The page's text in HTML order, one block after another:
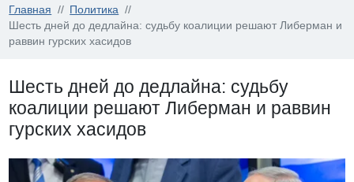
Главная
Политика
Шесть дней до дедлайна: судьбу коалиции решают Либерман и
раввин гурских хасидов
Шесть дней до дедлайна: судьбу
коалиции решают Либерман и раввин
гурских хасидов